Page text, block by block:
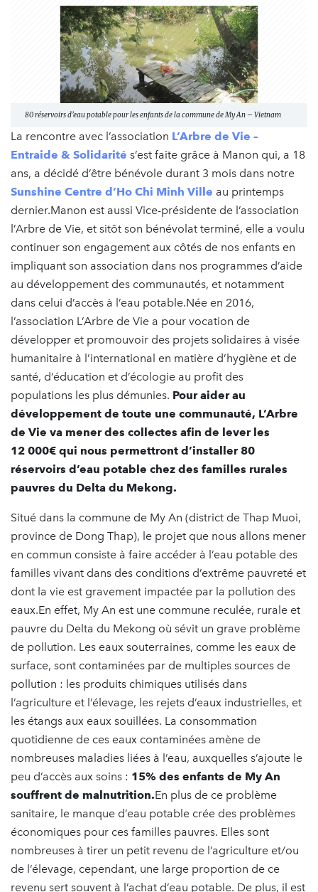
80 réservoirs d’eau potable pour les enfants de la commune de My An – Vietnam
La rencontre avec l’association L’Arbre de Vie –
Entraide & Solidarité s’est faite grâce à Manon qui, a 18
ans, a décidé d’être bénévole durant 3 mois dans notre
Sunshine Centre d’Ho Chi Minh Ville au printemps
dernier.Manon est aussi Vice-présidente de l’association
l’Arbre de Vie, et sitôt son bénévolat terminé, elle a voulu
continuer son engagement aux côtés de nos enfants en
impliquant son association dans nos programmes d’aide
au développement des communautés, et notamment
dans celui d’accès à l’eau potable.Née en 2016,
l’association L’Arbre de Vie a pour vocation de
développer et promouvoir des projets solidaires à visée
humanitaire à l’international en matière d’hygiène et de
santé, d’éducation et d’écologie au profit des
populations les plus démunies. Pour aider au
développement de toute une communauté, L’Arbre
de Vie va mener des collectes afin de lever les
12 000€ qui nous permettront d’installer 80
réservoirs d’eau potable chez des familles rurales
pauvres du Delta du Mekong.
Situé dans la commune de My An (district de Thap Muoi,
province de Dong Thap), le projet que nous allons mener
en commun consiste à faire accéder à l’eau potable des
familles vivant dans des conditions d’extrême pauvreté et
dont la vie est gravement impactée par la pollution des
eaux.En effet, My An est une commune reculée, rurale et
pauvre du Delta du Mekong où sévit un grave problème
de pollution. Les eaux souterraines, comme les eaux de
surface, sont contaminées par de multiples sources de
pollution : les produits chimiques utilisés dans
l’agriculture et l’élevage, les rejets d’eaux industrielles, et
les étangs aux eaux souillées. La consommation
quotidienne de ces eaux contaminées amène de
nombreuses maladies liées à l’eau, auxquelles s’ajoute le
peu d’accès aux soins : 15% des enfants de My An
souffrent de malnutrition.En plus de ce problème
sanitaire, le manque d’eau potable crée des problèmes
économiques pour ces familles pauvres. Elles sont
nombreuses à tirer un petit revenu de l’agriculture et/ou
de l’élevage, cependant, une large proportion de ce
revenu sert souvent à l’achat d’eau potable. De plus, il est